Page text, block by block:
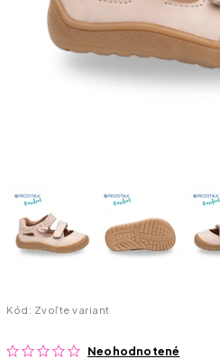
Kód: Zvoľte variant
Neohodnotené